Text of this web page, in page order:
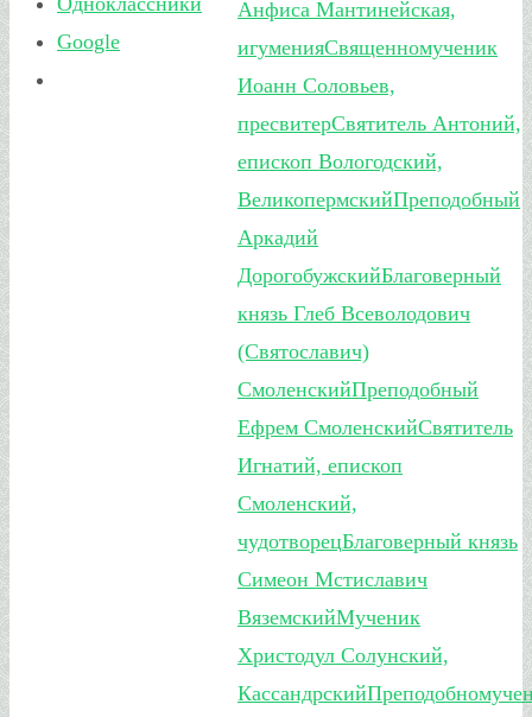
Google
Анфиса Мантинейская,
игуменияСвященномученик
Иоанн Соловьев,
пресвитерСвятитель Антоний,
епископ Вологодский,
ВеликопермскийПреподобный
Аркадий
ДорогобужскийБлаговерный
князь Глеб Всеволодович
(Святославич)
СмоленскийПреподобный
Ефрем СмоленскийСвятитель
Игнатий, епископ
Смоленский,
чудотворецБлаговерный князь
Симеон Мстиславич
ВяземскийМученик
Христодул Солунский,
Кассандрский